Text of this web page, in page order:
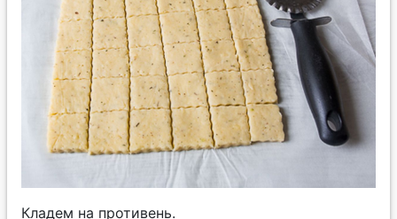
Кладем на противень.